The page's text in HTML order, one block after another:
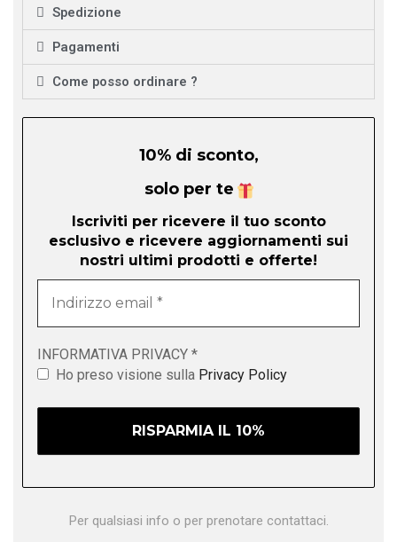
Spedizione
Pagamenti
Come posso ordinare ?
10% di sconto,
solo per te
Iscriviti per ricevere il tuo sconto
esclusivo e ricevere aggiornamenti sui
nostri ultimi prodotti e offerte!
email
*
INFORMATIVA PRIVACY *
Ho preso visione sulla Privacy Policy
Per qualsiasi info o per prenotare contattaci.